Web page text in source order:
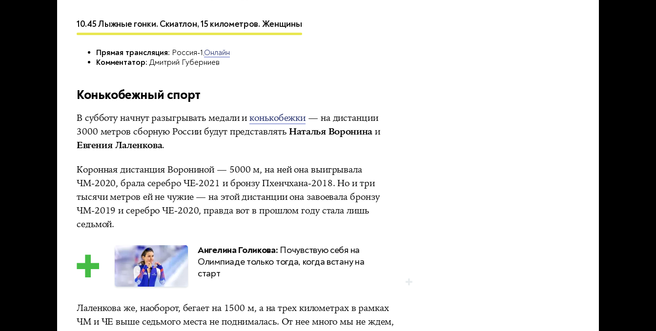
10.45 Лыжные гонки. Скиатлон, 15 километров. Женщины
Прямая трансляция: Россия-1,Онлайн
Комментатор: Дмитрий Губерниев
Конькобежный спорт
В субботу начнут разыгрывать медали иконькобежки — на дистанции
3000 метров сборную России будут представлятьНаталья Воронинаи
Евгения Лаленкова.
Коронная дистанция Ворониной — 5000 м, на ней она выигрывала
ЧМ-2020, брала серебро ЧЕ-2021 и бронзу Пхенчхана-2018. Но и три
тысячи метров ей не чужие — на этой дистанции она завоевала бронзу
ЧМ-2019 и серебро ЧЕ-2020, правда вот в прошлом году стала лишь
седьмой.
Ангелина Голикова: Почувствую себя на
Олимпиаде только тогда, когда встану на
старт
Лаленкова же, наоборот, бегает на 1500 м, а на трех километрах в рамках
ЧМ и ЧЕ выше седьмого места не поднималась. От нее много мы не ждем,